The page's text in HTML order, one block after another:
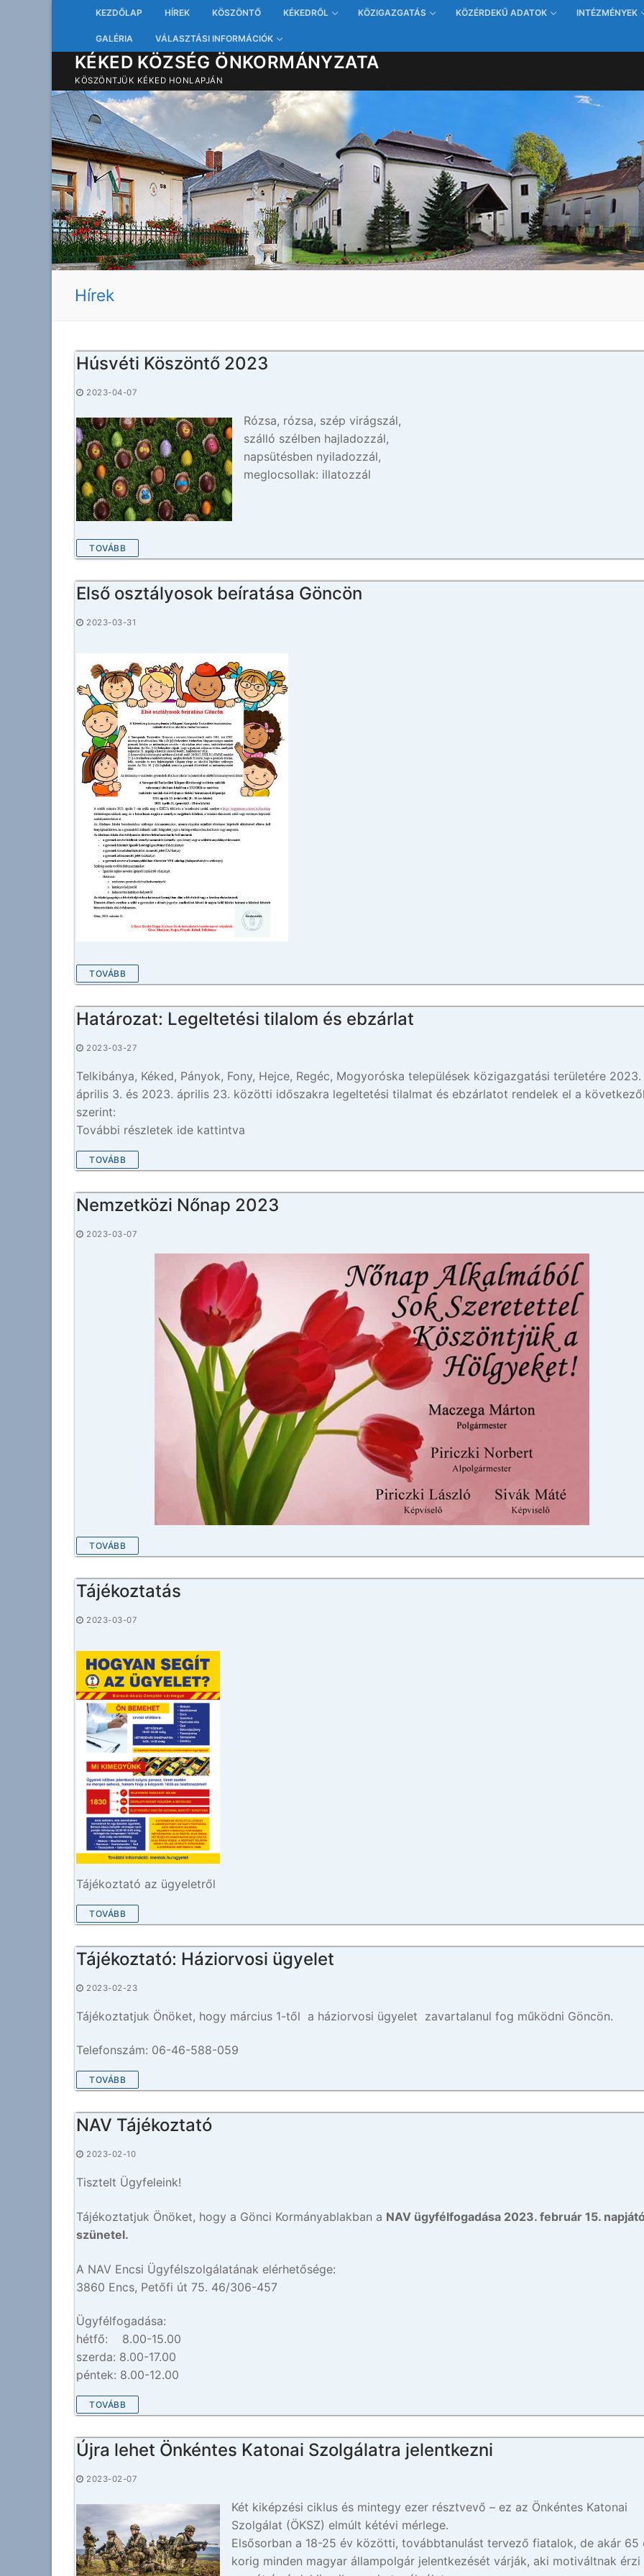
tartalomra
KEZDŐLAP HÍREK KÖSZÖNTŐ KÉKEDRŐL KÖZIGAZGATÁS KÖZÉRDEKŰ ADATOK INTÉZMÉNYEK
GALÉRIA VÁLASZTÁSI INFORMÁCIÓK
KÉKED KÖZSÉG ÖNKORMÁNYZATA
KÖSZÖNTJÜK KÉKED HONLAPJÁN
Hírek
Húsvéti Köszöntő 2023
2023-04-07
Rózsa, rózsa, szép virágszál,
szálló szélben hajladozzál,
napsütésben nyiladozzál,
meglocsollak: illatozzál
TOVÁBB
Első osztályosok beíratása Göncön
2023-03-31
TOVÁBB
Határozat: Legeltetési tilalom és ebzárlat
2023-03-27
Telkibánya, Kéked, Pányok, Fony, Hejce, Regéc, Mogyoróska települések közigazgatási területére 2023.
április 3. és 2023. április 23. közötti időszakra legeltetési tilalmat és ebzárlatot rendelek el a
szerint:
További részletek ide kattintva
TOVÁBB
Nemzetközi Nőnap 2023
2023-03-07
TOVÁBB
Tájékoztatás
2023-03-07
Tájékoztató az ügyeletről
TOVÁBB
Tájékoztató: Háziorvosi ügyelet
2023-02-23
Tájékoztatjuk Önöket, hogy március 1-től a háziorvosi ügyelet zavartalanul fog működni Göncön.
Telefonszám: 06-46-588-059
TOVÁBB
NAV Tájékoztató
2023-02-10
Tisztelt Ügyfeleink!
Tájékoztatjuk Önöket, hogy a Gönci Kormányablakban a NAV ügyfélfogadása 2023. február 15.
szünetel.
A NAV Encsi Ügyfélszolgálatának elérhetősége:
3860 Encs, Petőfi út 75. 46/306-457
Ügyfélfogadása:
hétfő: 8.00-15.00
szerda: 8.00-17.00
péntek: 8.00-12.00
TOVÁBB
Újra lehet Önkéntes Katonai Szolgálatra jelentkezni
2023-02-07
Két kiképzési ciklus és mintegy ezer résztvevő – ez az Önkéntes Katonai
Szolgálat (ÖKSZ) elmúlt kétévi mérlege.
Elsősorban a 18-25 év közötti, továbbtanulást tervező fiatalok, de akár 65
korig minden magyar állampolgár jelentkezését várják, aki motiváltnak érzi